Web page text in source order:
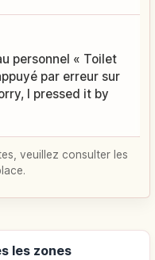
personnel « Toilet
par erreur sur
I pressed it by
veuillez consulter les
les zones